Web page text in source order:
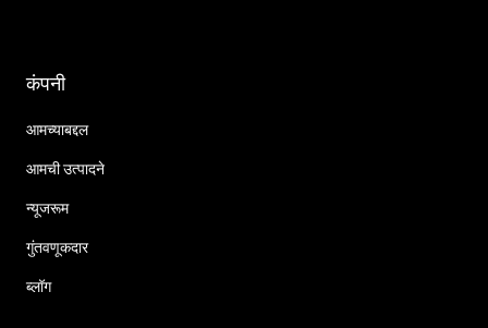
कंपनी
आमच्याबद्दल
आमची उत्पादने
न्यूजरूम
गुंतवणूकदार
ब्लॉग